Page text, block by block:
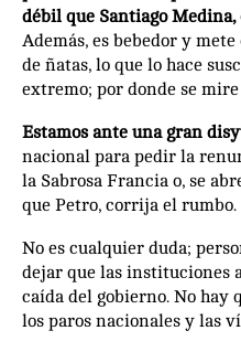
débil que Santiago Medina,
Además, es bebedor y
de ñatas, lo que lo hace
extremo; por donde se
Estamos ante una gran
nacional para pedir la
la Sabrosa Francia o, se
que Petro, corrija el rumbo.
No es cualquier duda;
dejar que las instituciones
caída del gobierno. No hay
los paros nacionales y las